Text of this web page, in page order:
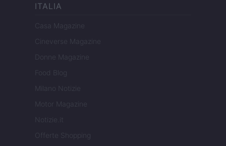
ITALIA
Casa Magazine
Cineverse Magazine
Donne Magazine
Food Blog
Milano Notizie
Motor Magazine
Notizie.it
Offerte Shopping